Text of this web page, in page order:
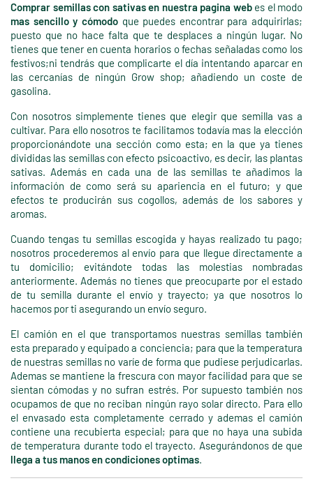
Comprar semillas con sativasen nuestra pagina webes el modo
mas sencillo y cómodoque puedes encontrar para adquirirlas;
puesto que no hace falta que te desplaces a ningún lugar. No
tienes que tener en cuenta horarios o fechas señaladas como los
festivos;ni tendrás que complicarte el día intentando aparcar en
las cercanías de ningún Grow shop; añadiendo un coste de
gasolina.
Con nosotros simplemente tienes que elegir que semilla vas a
cultivar. Para ello nosotros te facilitamos todavía mas la elección
proporcionándote una sección como esta; en la que ya tienes
divididas las semillas con efecto psicoactivo, es decir, las plantas
sativas. Además en cada una de las semillas te añadimos la
información de como será su apariencia en el futuro; y que
efectos te producirán sus cogollos, además de los sabores y
aromas.
Cuando tengas tu semillas escogida y hayas realizado tu pago;
nosotros procederemos al envío para que llegue directamente a
tu domicilio; evitándote todas las molestias nombradas
anteriormente. Además no tienes que preocuparte por el estado
de tu semilla durante el envío y trayecto; ya que nosotros lo
hacemos por ti asegurando un envío seguro.
El camión en el que transportamos nuestras semillas también
esta preparado y equipado a conciencia; para que la temperatura
de nuestras semillas no varíe de forma que pudiese perjudicarlas.
Ademas se mantiene la frescura con mayor facilidad para que se
sientan cómodas y no sufran estrés. Por supuesto también nos
ocupamos de que no reciban ningún rayo solar directo. Para ello
el envasado esta completamente cerrado y ademas el camión
contiene una recubierta especial; para que no haya una subida
de temperatura durante todo el trayecto. Asegurándonos de que
llega a tus manos en condiciones optimas.